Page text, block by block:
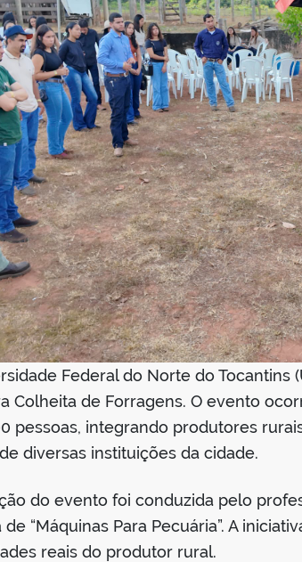
Federal do Norte do Tocantins
Colheita de Forragens. O evento
pessoas, integrando produtores
diversas instituições da cidade.
do evento foi conduzida pelo
“Máquinas Para Pecuária”. A
reais do produtor rural.